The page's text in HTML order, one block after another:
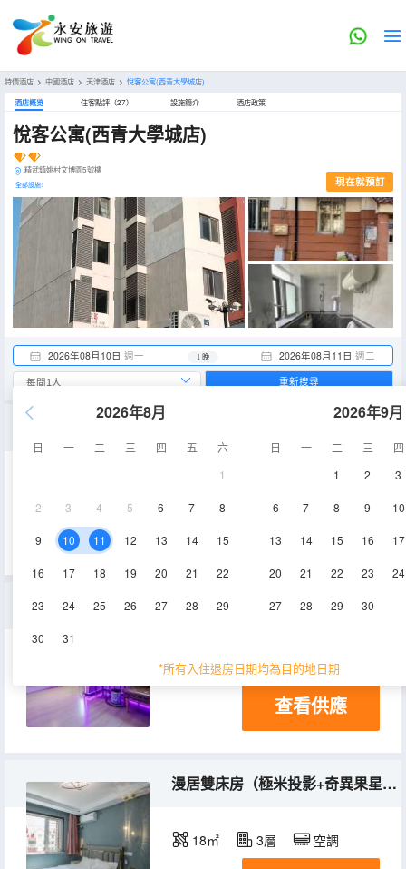
特價酒店 > 中國酒店 > 天津酒店 > 悅客公寓(西青大學城店)
酒店概览 住客點評（27） 設施簡介 酒店政策
悅客公寓(西青大學城店)
精武鎮姚村文博園5號樓
全部設施> 現在就預訂
2026年08月10日 週一 2026年08月11日 週二
1 晚
2026年8月
日 一 二 三 四 五
六
1
2 3 4 5 6 7 8
9 10 11 12 13 14 15
16 17 18 19 20 21 22
23 24 25 26 27 28 29
30 31
2026年9月
日 一 二 三
四
1
2 3
6 7 8 9 10
13 14 15 16 17
20 21 22 23 24
27 28 29 30
*所有入住退房日期均為目的地日期
重新搜尋
13-15㎡ 空調
遇渡星海雙床房（奇異果星鑽vip）
22㎡ 3層 空調
查看供應
漫居雙床房（極米投影+奇異果星鑽vip）
18㎡ 3層 空調